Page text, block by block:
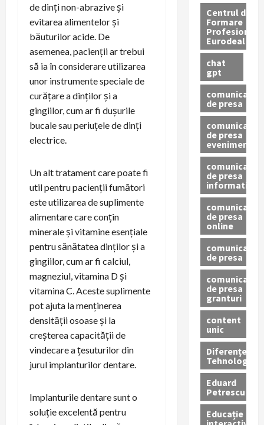
de dinți non-abrazive și
evitarea alimentelor și
băuturilor acide. De
asemenea, pacienții ar trebui
să ia în considerare utilizarea
unor instrumente speciale de
curățare a dinților și a
gingiilor, cum ar fi dușurile
bucale sau periuțele de dinți
electrice.
Un alt tratament care poate fi
util pentru pacienții fumători
este utilizarea de suplimente
alimentare care conțin
minerale și vitamine esențiale
pentru sănătatea dinților și a
gingiilor, cum ar fi calciul,
magneziul, vitamina D și
vitamina C. Aceste suplimente
pot ajuta la menținerea
densității osoase și la
creșterea capacității de
vindecare a țesuturilor din
jurul implanturilor dentare.
Implanturile dentare sunt o
soluție excelentă pentru
Centrul de
Formare
Profesionala
Eurodeal
chat
gpt
comunicat
de presa
comunicat
de presa
eveniment
comunicat
de presa
informativ
comunicat
de presa
online
comunicate
de presa
comunicate
de presa
granturi
content
unic
Diferențe
Tehnologice
Eduard
Petrescu
Educație